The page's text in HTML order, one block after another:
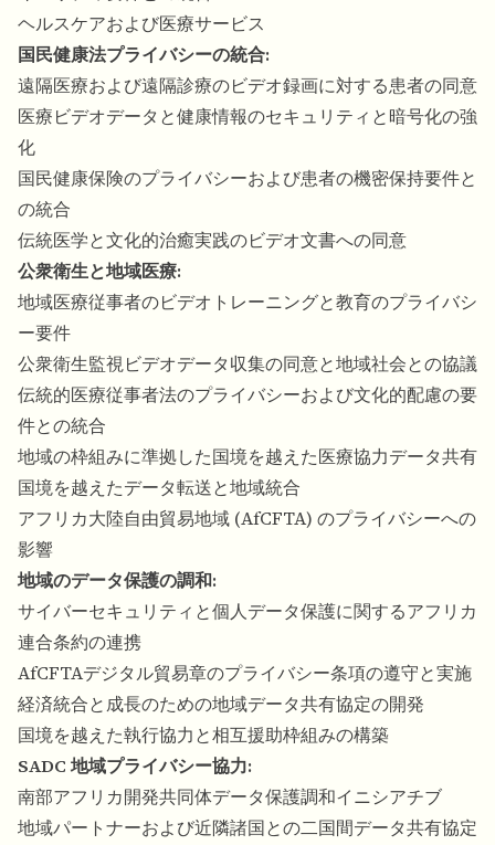
ヘルスケアおよび医療サービス
国民健康法プライバシーの統合:
遠隔医療および遠隔診療のビデオ録画に対する患者の同意
医療ビデオデータと健康情報のセキュリティと暗号化の強
化
国民健康保険のプライバシーおよび患者の機密保持要件と
の統合
伝統医学と文化的治癒実践のビデオ文書への同意
公衆衛生と地域医療:
地域医療従事者のビデオトレーニングと教育のプライバシ
ー要件
公衆衛生監視ビデオデータ収集の同意と地域社会との協議
伝統的医療従事者法のプライバシーおよび文化的配慮の要
件との統合
地域の枠組みに準拠した国境を越えた医療協力データ共有
国境を越えたデータ転送と地域統合
アフリカ大陸自由貿易地域 (AfCFTA) のプライバシーへの
影響
地域のデータ保護の調和:
サイバーセキュリティと個人データ保護に関するアフリカ
連合条約の連携
AfCFTAデジタル貿易章のプライバシー条項の遵守と実施
経済統合と成長のための地域データ共有協定の開発
国境を越えた執行協力と相互援助枠組みの構築
SADC 地域プライバシー協力:
南部アフリカ開発共同体データ保護調和イニシアチブ
地域パートナーおよび近隣諸国との二国間データ共有協定